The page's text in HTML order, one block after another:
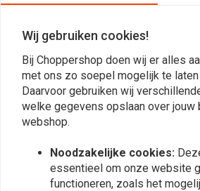
Hoogte-breedteverhouding :
Velgdiameter : 21 inch
Snelheidsindex:V
Belastingsindex: 68
Positie:Voor
Versterkt
Kleur :
Zwart
Lees meer
Reviews
Wij gebruiken cookies!
Bij Choppershop doen wij er alles
met ons zo soepel mogelijk te
Daarvoor gebruiken wij
welke gegevens opslaan over jouw
webshop.
Noodzakelijke cookies:
essentieel om onze website
functioneren, zoals het